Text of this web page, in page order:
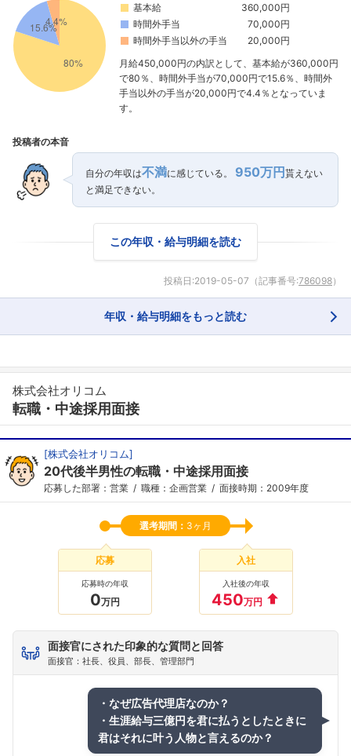
フォローしました
基本給
360,000円
時間外手当
70,000円
時間外手当以外の手当
20,000円
月給450,000円の内訳として、基本給が360,000円
で80％、時間外手当が70,000円で15.6％、時間外
手当以外の手当が20,000円で4.4％となっていま
す。
投稿者の本音
自分の年収は不満に感じている。 950万円 貰えない
と満足できない。
この年収・給与明細を読む
投稿日:2019-05-07 （記事番号:786098）
年収・給与明細をもっと読む
株式会社オリコム
転職・中途採用面接
[株式会社オリコム]
20代後半男性の転職・中途採用面接
応募した部署：営業 職種：企画営業 面接時期：2009年度
選考期間： 3ヶ月
応募
応募時の年収
0万円
入社
入社後の年収
450万円
面接官にされた印象的な質問と回答
面接官：社長、役員、部長、管理部門
・なぜ広告代理店なのか？
・生涯給与三億円を君に払うとしたときに
君はそれに叶う人物と言えるのか？